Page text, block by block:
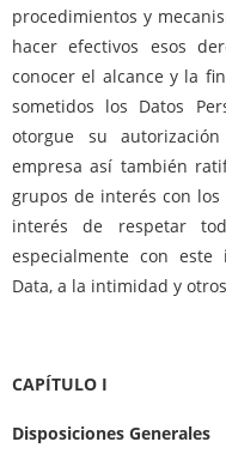
procedimientos y
hacer efectivos esos
conocer el alcance y la
sometidos los Datos
otorgue su
empresa así también
grupos de interés con
interés de respetar
especialmente con
Data, a la intimidad y
CAPÍTULO I
Disposiciones Generales